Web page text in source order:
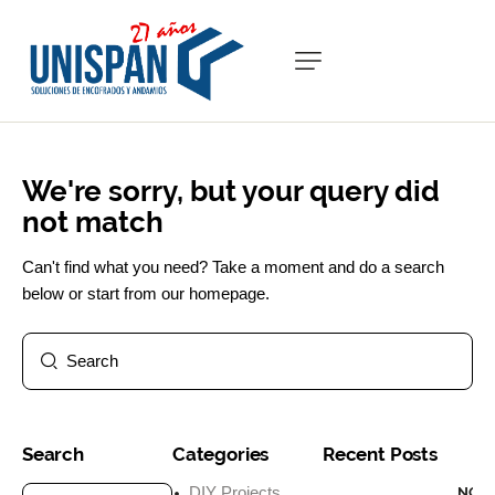
We're sorry, but your query did
not match
Can't find what you need? Take a moment and do a search
below or start from our homepage.
Search Categories Recent Posts